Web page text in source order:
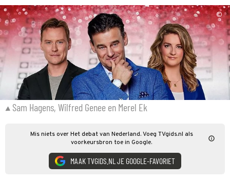
©
Sam Hagens, Wilfred Genee en Merel Ek
Mis niets over Het debat van Nederland. Voeg TVgids.nl als
voorkeursbron toe in Google.
MAAK TVGIDS.NL JE GOOGLE-FAVORIET